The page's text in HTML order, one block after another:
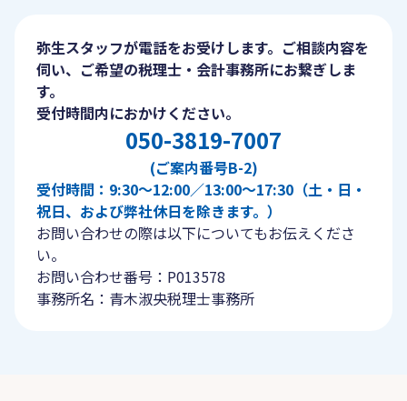
弥生スタッフが電話をお受けします。ご相談内容を
伺い、ご希望の税理士・会計事務所にお繋ぎしま
す。
受付時間内におかけください。
050-3819-7007
(ご案内番号B-2)
受付時間：9:30〜12:00／13:00〜17:30（土・日・
祝日、および弊社休日を除きます。）
お問い合わせの際は以下についてもお伝えくださ
い。
お問い合わせ番号：P013578
事務所名：青木淑央税理士事務所